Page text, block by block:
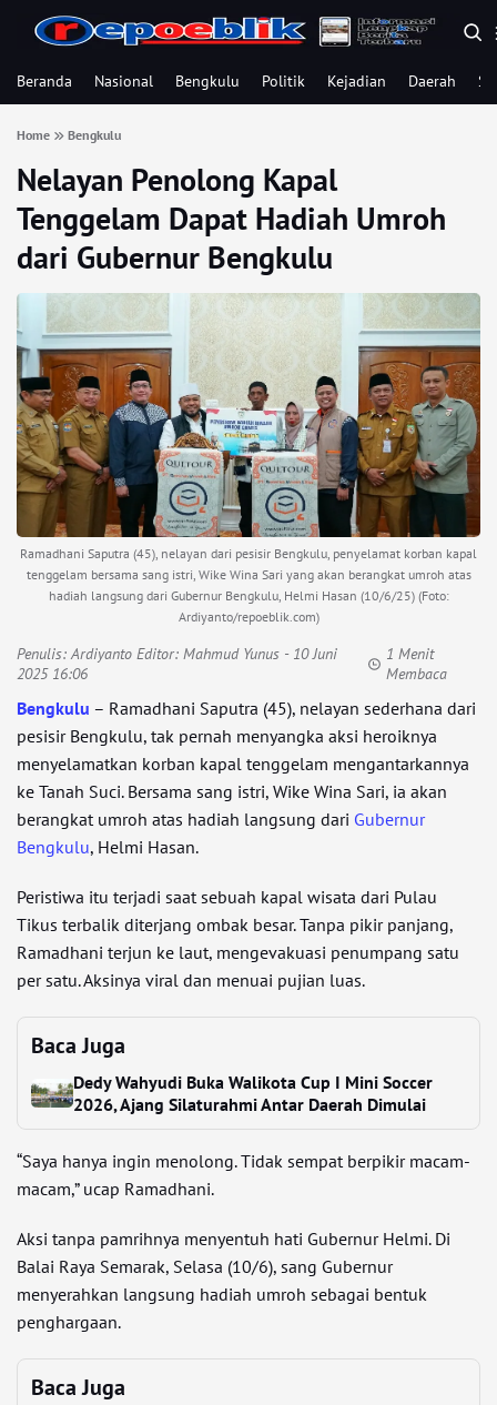
Beranda Nasional Bengkulu Politik Kejadian Daerah
Home Bengkulu
Nelayan Penolong Kapal
Tenggelam Dapat Hadiah Umroh
dari Gubernur Bengkulu
Ramadhani Saputra (45), nelayan dari pesisir Bengkulu, penyelamat korban kapal
tenggelam bersama sang istri, Wike Wina Sari yang akan berangkat umroh atas
hadiah langsung dari Gubernur Bengkulu, Helmi Hasan (10/6/25) (Foto:
Ardiyanto/repoeblik.com)
Penulis:Ardiyanto Editor: Mahmud Yunus - 10 Juni
2025 16:06
1 Menit
Membaca
Bengkulu – Ramadhani Saputra (45), nelayan sederhana dari
pesisir Bengkulu, tak pernah menyangka aksi heroiknya
menyelamatkan korban kapal tenggelam mengantarkannya
ke Tanah Suci. Bersama sang istri, Wike Wina Sari, ia akan
berangkat umroh atas hadiah langsung dari Gubernur
Bengkulu, Helmi Hasan.
Peristiwa itu terjadi saat sebuah kapal wisata dari Pulau
Tikus terbalik diterjang ombak besar. Tanpa pikir panjang,
Ramadhani terjun ke laut, mengevakuasi penumpang satu
per satu. Aksinya viral dan menuai pujian luas.
Baca Juga
Dedy Wahyudi Buka Walikota Cup I Mini Soccer
2026, Ajang Silaturahmi Antar Daerah Dimulai
“Saya hanya ingin menolong. Tidak sempat berpikir macam-
macam,” ucap Ramadhani.
Aksi tanpa pamrihnya menyentuh hati Gubernur Helmi. Di
Balai Raya Semarak, Selasa (10/6), sang Gubernur
menyerahkan langsung hadiah umroh sebagai bentuk
penghargaan.
Baca Juga